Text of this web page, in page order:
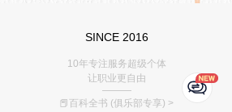
SINCE 2016
10年专注服务超级个体
让职业更自由
———
📕百科全书 (俱乐部专享) >